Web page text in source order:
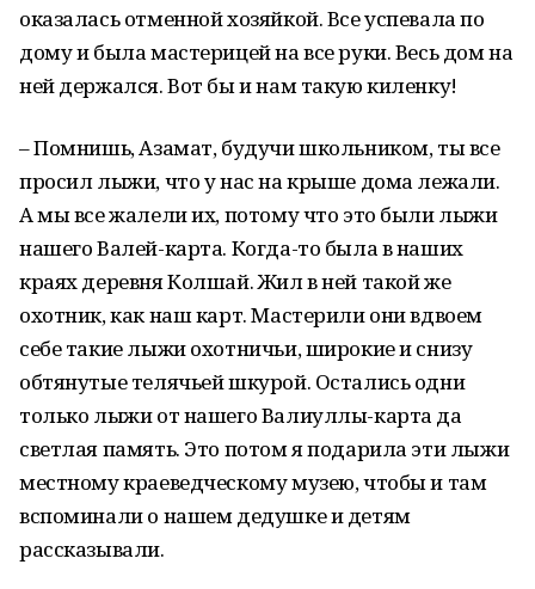
оказалась отменной хозяйкой. Все успевала по
дому и была мастерицей на все руки. Весь дом на
ней держался. Вот бы и нам такую киленку!
– Помнишь, Азамат, будучи школьником, ты все
просил лыжи, что у нас на крыше дома лежали.
А мы все жалели их, потому что это были лыжи
нашего Валей-карта. Когда-то была в наших
краях деревня Колшай. Жил в ней такой же
охотник, как наш карт. Мастерили они вдвоем
себе такие лыжи охотничьи, широкие и снизу
обтянутые телячьей шкурой. Остались одни
только лыжи от нашего Валиуллы-карта да
светлая память. Это потом я подарила эти лыжи
местному краеведческому музею, чтобы и там
вспоминали о нашем дедушке и детям
рассказывали.